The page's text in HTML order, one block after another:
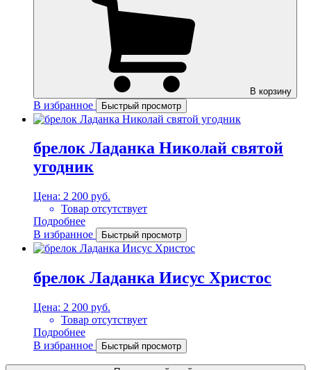
В корзину
В избранное Быстрый просмотр
брелок Ладанка Николай святой
угодник
Цена: 2 200 руб.
Товар отсутствует
Подробнее
В избранное
Быстрый просмотр
брелок Ладанка Иисус Христос
Цена: 2 200 руб.
Товар отсутствует
Подробнее
В избранное
Быстрый просмотр